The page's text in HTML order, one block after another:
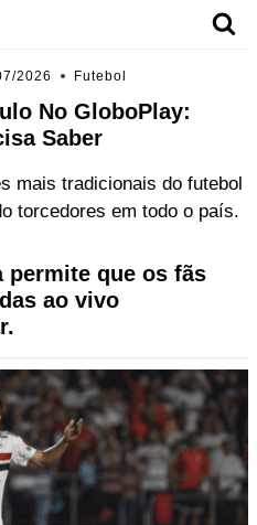
2026 Futebol
No GloboPlay:
Saber
mais tradicionais do futebol
torcedores em todo o país.
permite que os fãs
ao vivo